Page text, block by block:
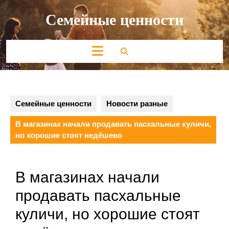
Перейти
содержимому Семейные ценности
Кнопка
Открыть
Семейные ценности Новости разные
В магазинах начали продавать пасхальные куличи,
но хорошие стоят недёшево
В магазинах начали
продавать пасхальные
куличи, но хорошие стоят